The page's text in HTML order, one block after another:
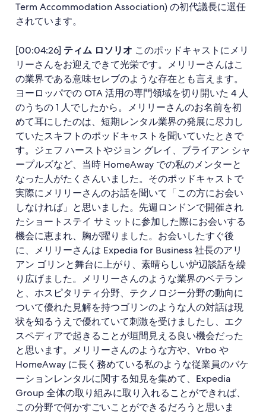
Term Accommodation Association) の初代議長に選任
されています。
[00:04:26] ティム ロソリオ このポッドキャストにメリ
リーさんをお迎えできて光栄です。メリリーさんはこ
の業界である意味セレブのような存在とも言えます。
ヨーロッパでの OTA 活用の専門領域を切り開いた 4 人
のうちの 1 人でしたから。メリリーさんのお名前を初
めて耳にしたのは、短期レンタル業界の発展に尽力し
ていたスキフトのポッドキャストを聞いていたときで
す。ジェフ ハーストやジョン グレイ、ブライアン シャ
ープルズなど、当時 HomeAway での私のメンターと
なった人がたくさんいました。そのポッドキャストで
実際にメリリーさんのお話を聞いて「この方にお会い
しなければ」と思いました。先週ロンドンで開催され
たショートステイ サミットに参加した際にお会いする
機会に恵まれ、胸が躍りました。お会いしたすぐ後
に、メリリーさんは Expedia for Business 社長のアリ
アン ゴリンと舞台に上がり、素晴らしい炉辺談話を繰
り広げました。メリリーさんのような業界のベテラン
と、ホスピタリティ分野、テクノロジー分野の動向に
ついて優れた見解を持つゴリンのような人の対話は現
状を知るうえで優れていて刺激を受けましたし、エク
スペディアで起きることが垣間見える良い機会だった
と思います。メリリーさんのような方や、Vrbo や
HomeAway に長く務めている私のような従業員のバケ
ーションレンタルに関する知見を集めて、Expedia
Group 全体の取り組みに取り入れることができれば、
この分野で何かすごいことができるだろうと思いま